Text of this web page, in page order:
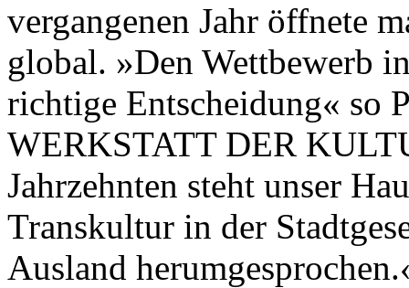
vergangenen Jahr öffnete
global. »Den Wettbewerb
richtige Entscheidung« so
WERKSTATT DER
Jahrzehnten steht unser
Transkultur in der
Ausland